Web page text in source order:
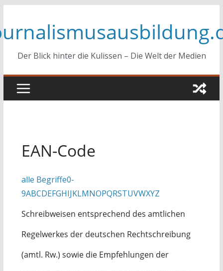
springen
Der Blick hinter die Kulissen – Die Welt der Medien
EAN-Code
alle Begriffe0-
9ABCDEFGHIJKLMNOPQRSTUVWXYZ
Schreibweisen entsprechend des amtlichen
Regelwerkes der deutschen Rechtschreibung
(amtl. Rw.) sowie die Empfehlungen der